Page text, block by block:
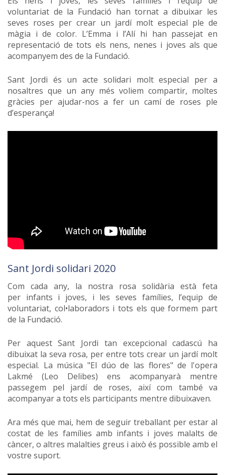
voluntariat de la Fundació han tornat a dibuixar les
seves roses per crear un jardí molt especial ple de
màgia i de color. L’Emma i l’Alí hi han passejat en
representació de tots els nens, nenes i joves als que
acompanyem des de la Fundació.
Sant Jordi és un acte solidari molt especial per a
nosaltres que un any més voliem compartir, moltes
gràcies per ajudar-nos a fer un camí de roses ple
d’esperança!
Sant Jordi solidari 2020
Com cada any, la nostra rosa solidària està feta
per infants i joves, i les seves famílies, l’equip de
voluntariat, col•laboradors i tots els que formem part
de la Fundació.
Per aquest Sant Jordi tan excepcional cadascú ha
dibuixat la seva rosa, per entre tots crear un jardí molt
especial. La música "El dúo de las flores" de l'opera
Lakmé (Leo Delibes) ens acompanyarà mentre
passegem pel jardí de roses, així com també va
acompanyar a tots els participants mentre dibuixaven.
Ara més que mai, hem de seguir treballant per estar al
costat de les famílies amb infants i joves malalts de
càncer, o altres malalties greus i això és possible amb el
vostre suport.